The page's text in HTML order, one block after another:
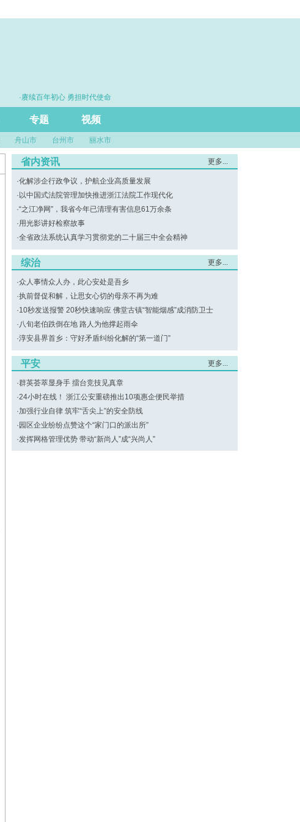
·赓续百年初心 勇担时代使命
专题 视频
舟山市 台州市 丽水市
省内资讯 更多...
·化解涉企行政争议，护航企业高质量发展
· 以中国式法院管理加快推进浙江法院工作现代化
·“之江净网”，我省今年已清理有害信息61万余条
·用光影讲好检察故事
·全省政法系统认真学习贯彻党的二十届三中全会精神
综治 更多...
·众人事情众人办，此心安处是吾乡
·执前督促和解，让思女心切的母亲不再为难
·10秒发送报警 20秒快速响应 佛堂古镇“智能烟感”成消防卫士
·八旬老伯跌倒在地 路人为他撑起雨伞
·淳安县界首乡：守好矛盾纠纷化解的“第一道门”
平安 更多...
·群英荟萃显身手 擂台竞技见真章
·24小时在线！ 浙江公安重磅推出10项惠企便民举措
·加强行业自律 筑牢“舌尖上”的安全防线
· 园区企业纷纷点赞这个“家门口的派出所”
·发挥网格管理优势 带动“新尚人”成“兴尚人”